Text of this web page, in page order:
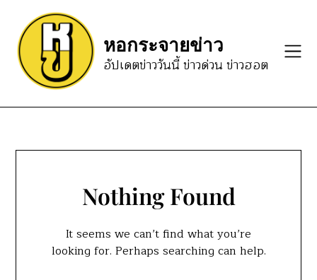
content
หอกระจายข่าว
อัปเดตข่าววันนี้ ข่าวด่วน ข่าวฮอต
Nothing Found
It seems we can’t find what you’re
looking for. Perhaps searching can help.